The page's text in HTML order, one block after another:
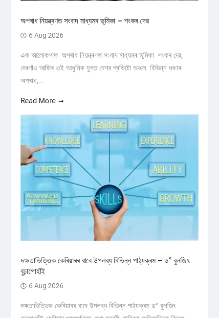
অপৰাধ নিয়ন্ত্ৰণত সংবাদ মাধ্যমৰ ভূমিকা – শংকৰ দেৱ
6 Aug 2026
এক আলোকপাত অপৰাধ নিয়ন্ত্ৰণত সংবাদ মাধ্যমৰ ভূমিকা শংকৰ দেৱ,
দেৰগাঁও আজিৰ এই আধুনিক যুগত দেশৰ প্ৰতিটো অঞ্চল বিভিন্ন ধৰণৰ
অপৰাধ,...
Read More
দক্ষতাভিত্তিক কেৰিয়াৰৰ বাবে উপলব্ধ বিভিন্ন পাঠ্যক্ৰম – ড° বুলজিৎ
বুঢ়াগোহাঁই
6 Aug 2026
দক্ষতাভিত্তিক কেৰিয়াৰৰ বাবে উপলব্ধ বিভিন্ন পাঠ্যক্ৰম ড° বুলজিৎ